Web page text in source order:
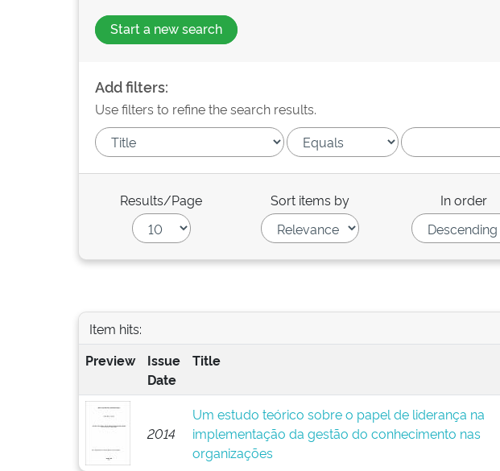
Start a new search
Add filters:
Use filters to refine the search results.
Results/Page Sort items by In order
Item hits:
Preview
Issue
Date
Title
2014
Um estudo teórico sobre o papel de liderança na
implementação da gestão do conhecimento nas
organizações